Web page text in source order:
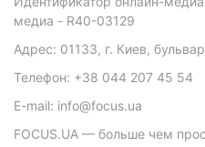
медиа - R40-03129
Адрес: 01133, г. Киев,
Телефон: +38 044 207 45 54
E-mail: info@focus.ua
FOCUS.UA — больше чем